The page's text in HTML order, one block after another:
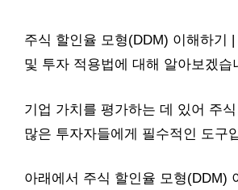
주식 할인율 모형(DDM) 이해하기
및 투자 적용법에 대해 알아보겠습
기업 가치를 평가하는 데 있어 주
많은 투자자들에게 필수적인 도구
아래에서 주식 할인율 모형(DDM)